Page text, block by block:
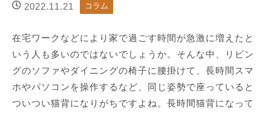
2022.11.21 コラム
在宅ワークなどにより家で過ごす時間が急激に増えたと
いう人も多いのではないでしょうか。そんな中、リビン
グのソファやダイニングの椅子に腰掛けて、長時間スマ
ホやパソコンを操作するなど、同じ姿勢で座っていると
ついつい猫背になりがちですよね。長時間猫背になって